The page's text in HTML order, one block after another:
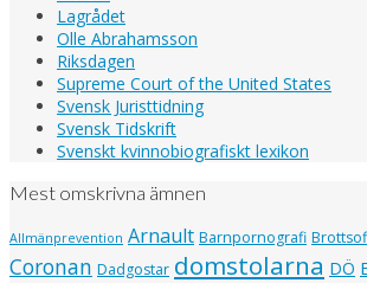
Lagrådet
Olle Abrahamsson
Riksdagen
Supreme Court of the United States
Svensk Juristtidning
Svensk Tidskrift
Svenskt kvinnobiografiskt lexikon
Mest omskrivna ämnen
Allmänprevention Arnault Barnpornografi
Coronan Dadgostar domstolarna DÖ